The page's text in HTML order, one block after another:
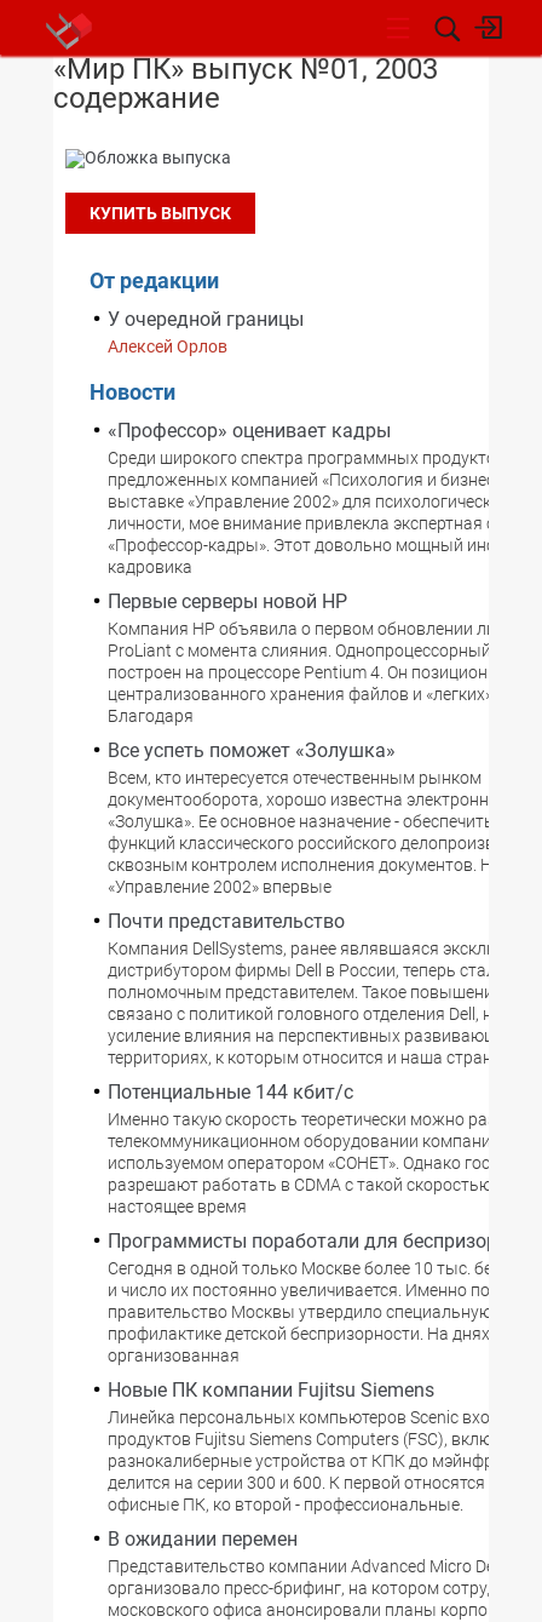
НОВОСТИ
«Мир ПК» выпуск №01, 2003
содержание
КУПИТЬ ВЫПУСК
От редакции
У очередной границы
Алексей Орлов
Новости
«Профессор» оценивает кадры
Cреди широкого спектра программных продуктов,
предложенных компанией «Психология и бизнес он-
выставке «Управление 2002» для психологического
личности, мое внимание привлекла экспертная
«Профессор-кадры». Этот довольно мощный
кадровика
Первые серверы новой НР
Компания НР объявила о первом обновлении
ProLiant с момента слияния. Однопроцессорный
построен на процессоре Pentium 4. Он
централизованного хранения файлов и «легких»
Благодаря
Все успеть поможет «Золушка»
Всем, кто интересуется отечественным рынком
документооборота, хорошо известна электронная
«Золушка». Ее основное назначение - обеспечить
функций классического российского
сквозным контролем исполнения документов. На
«Управление 2002» впервые
Почти представительство
Компания DellSystems, ранее являвшаяся
дистрибутором фирмы Dell в России, теперь стала ее
полномочным представителем. Такое повышение
связано с политикой головного отделения Dell,
усиление влияния на перспективных развивающихся
территориях, к которым относится и наша страна.
Потенциальные 144 кбит/с
Именно такую скорость теоретически можно развить
телекоммуникационном оборудовании компании
используемом оператором «СОНЕТ». Однако
разрешают работать в CDMA с такой скоростью. А
настоящее время
Программисты поработали для
Сегодня в одной только Москве более 10 тыс.
и число их постоянно увеличивается. Именно поэтому
правительство Москвы утвердило специальную
профилактике детской беспризорности. На днях
организованная
Новые ПК компании Fujitsu Siemens
Линейка персональных компьютеров Scenic входит в
продуктов Fujitsu Siemens Computers (FSC),
разнокалиберные устройства от КПК до
делится на серии 300 и 600. К первой относятся
офисные ПК, ко второй - профессиональные.
В ожидании перемен
Представительство компании Advanced Micro Devices
организовало пресс-брифинг, на котором сотрудники
московского офиса анонсировали планы корпорации